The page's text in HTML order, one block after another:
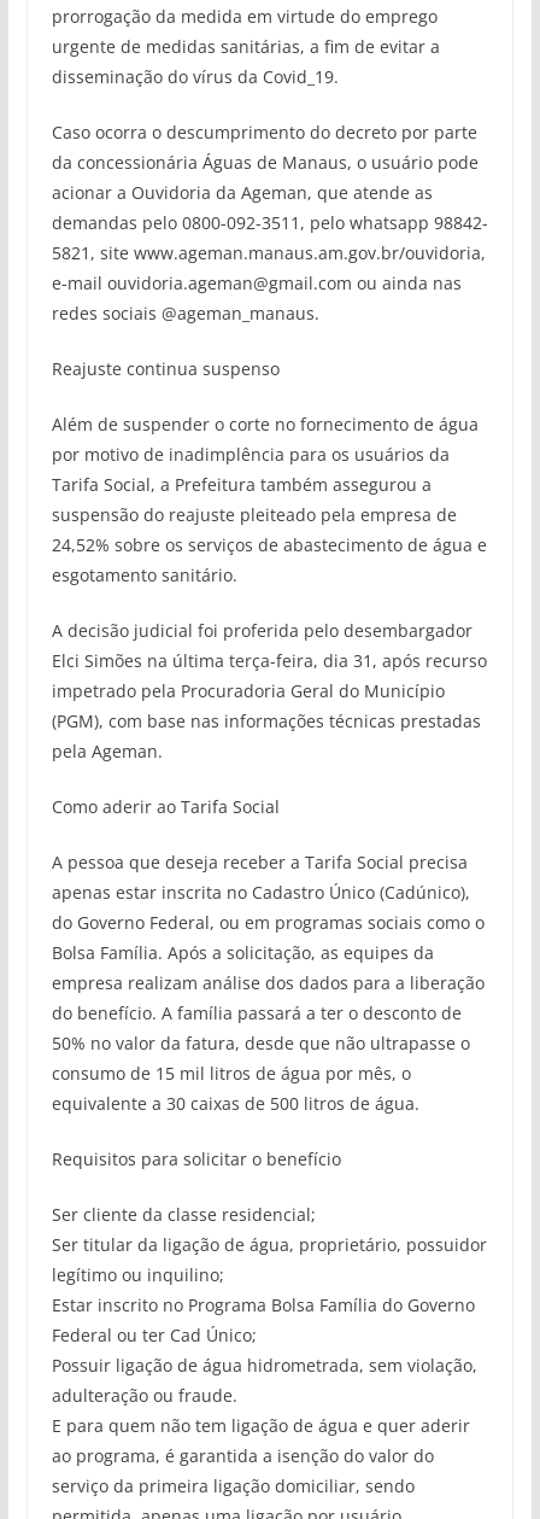
prorrogação da medida em virtude do emprego
urgente de medidas sanitárias, a fim de evitar a
disseminação do vírus da Covid_19.
Caso ocorra o descumprimento do decreto por parte
da concessionária Águas de Manaus, o usuário pode
acionar a Ouvidoria da Ageman, que atende as
demandas pelo 0800-092-3511, pelo whatsapp 98842-
5821, site www.ageman.manaus.am.gov.br/ouvidoria,
e-mail ouvidoria.ageman@gmail.com ou ainda nas
redes sociais @ageman_manaus.
Reajuste continua suspenso
Além de suspender o corte no fornecimento de água
por motivo de inadimplência para os usuários da
Tarifa Social, a Prefeitura também assegurou a
suspensão do reajuste pleiteado pela empresa de
24,52% sobre os serviços de abastecimento de água e
esgotamento sanitário.
A decisão judicial foi proferida pelo desembargador
Elci Simões na última terça-feira, dia 31, após recurso
impetrado pela Procuradoria Geral do Município
(PGM), com base nas informações técnicas prestadas
pela Ageman.
Como aderir ao Tarifa Social
A pessoa que deseja receber a Tarifa Social precisa
apenas estar inscrita no Cadastro Único (Cadúnico),
do Governo Federal, ou em programas sociais como o
Bolsa Família. Após a solicitação, as equipes da
empresa realizam análise dos dados para a liberação
do benefício. A família passará a ter o desconto de
50% no valor da fatura, desde que não ultrapasse o
consumo de 15 mil litros de água por mês, o
equivalente a 30 caixas de 500 litros de água.
Requisitos para solicitar o benefício
Ser cliente da classe residencial;
Ser titular da ligação de água, proprietário, possuidor
legítimo ou inquilino;
Estar inscrito no Programa Bolsa Família do Governo
Federal ou ter Cad Único;
Possuir ligação de água hidrometrada, sem violação,
adulteração ou fraude.
E para quem não tem ligação de água e quer aderir
ao programa, é garantida a isenção do valor do
serviço da primeira ligação domiciliar, sendo